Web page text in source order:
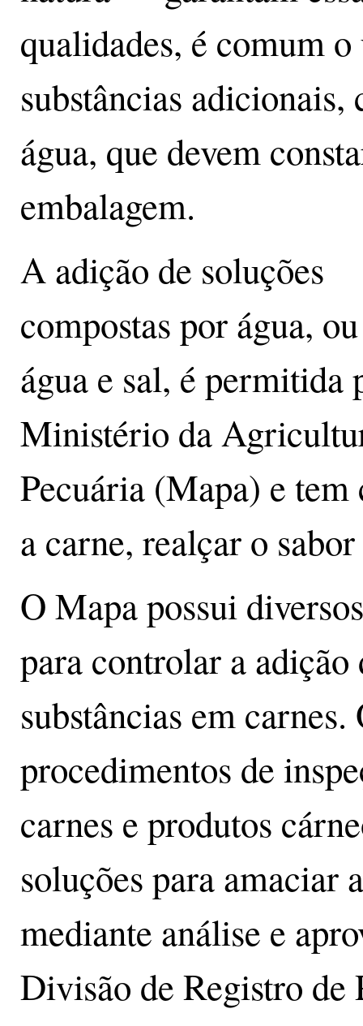
qualidades, é comum o
substâncias adicionais,
água, que devem
embalagem.
A adição de soluções
compostas por água,
água e sal, é permitida
Ministério da
Pecuária (Mapa) e
a carne, realçar o
O Mapa possui
para controlar a
substâncias em
procedimentos de
carnes e produtos
soluções para amaciar
mediante análise e
Divisão de Registro